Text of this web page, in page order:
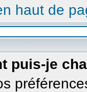
haut de
puis-je